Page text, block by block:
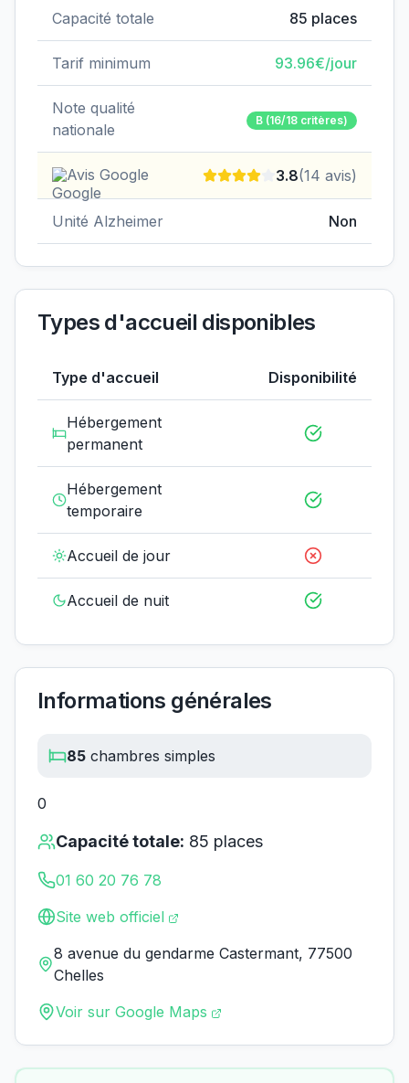
Capacité totale 85 places
Tarif minimum 93.96€/jour
Note qualité
nationale
B (16/18 critères)
Avis Google 3.8(14 avis)
Unité Alzheimer Non
Types d'accueil disponibles
Type d'accueil Disponibilité
Hébergement
permanent
Hébergement
temporaire
Accueil de jour
Accueil de nuit
Informations générales
85 chambres simples
0
Capacité totale: 85 places
01 60 20 76 78
Site web officiel
8 avenue du gendarme Castermant, 77500
Chelles
Voir sur Google Maps